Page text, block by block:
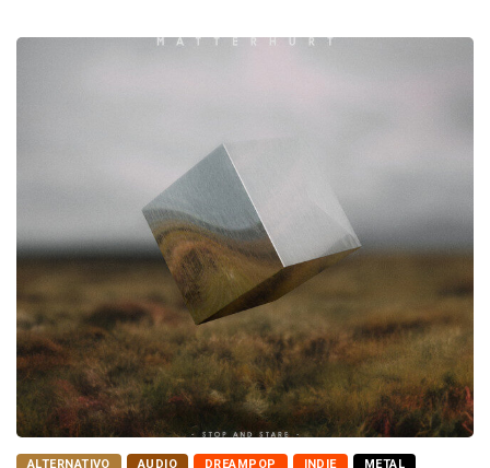
ALTERNATIVO AUDIO DREAMPOP INDIE METAL